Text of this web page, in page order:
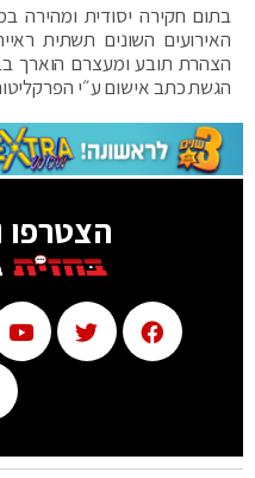
בתום חקירה יסודית ומהירה
האירועים השונים תשתית
הגשת כתב אישום ע״י
הצטרפו